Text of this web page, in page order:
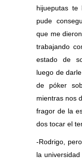
hijueputas te
pude
que me
trabajando
estado de
luego de
de póker
mientras nos
fragor de la
dos tocar el
-Rodrigo,
la